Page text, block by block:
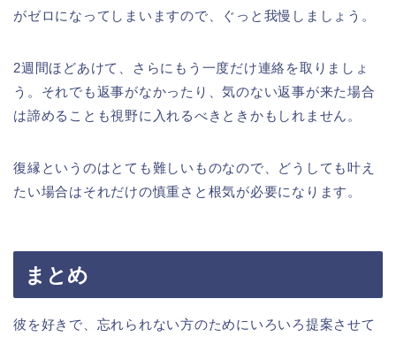
がゼロになってしまいますので、ぐっと我慢しましょう。
2週間ほどあけて、さらにもう一度だけ連絡を取りましょ
う。それでも返事がなかったり、気のない返事が来た場合
は諦めることも視野に入れるべきときかもしれません。
復縁というのはとても難しいものなので、どうしても叶え
たい場合はそれだけの慎重さと根気が必要になります。
まとめ
彼を好きで、忘れられない方のためにいろいろ提案させて